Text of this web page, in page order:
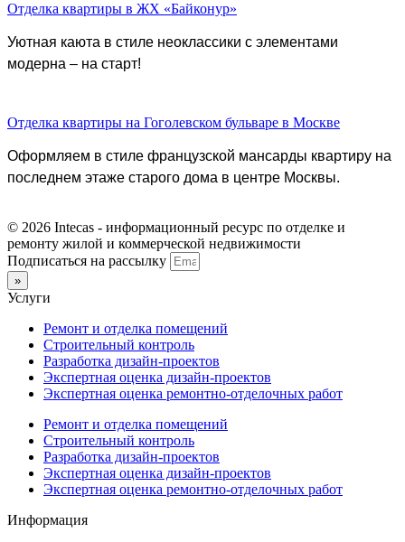
Отделка квартиры в ЖХ «Байконур»
Уютная каюта в стиле неоклассики с элементами
модерна – на старт!
Отделка квартиры на Гоголевском бульваре в Москве
Оформляем в стиле французской мансарды квартиру на
последнем этаже старого дома в центре Москвы.
© 2026 Intecas - информационный ресурс по отделке и
ремонту жилой и коммерческой недвижимости
Подписаться на рассылку
»
Услуги
Ремонт и отделка помещений
Строительный контроль
Разработка дизайн-проектов
Экспертная оценка дизайн-проектов
Экспертная оценка ремонтно-отделочных работ
Ремонт и отделка помещений
Строительный контроль
Разработка дизайн-проектов
Экспертная оценка дизайн-проектов
Экспертная оценка ремонтно-отделочных работ
Информация